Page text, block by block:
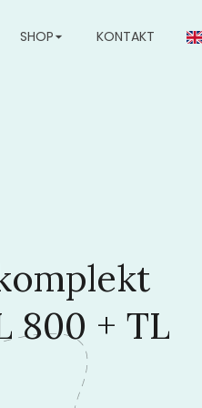
SHOP KONTAKT
800 + TL